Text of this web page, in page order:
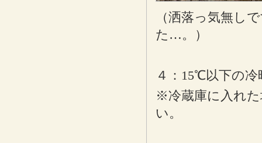
（洒落っ気無し
た…。）
４：15℃以下の
※冷蔵庫に入れ
い。